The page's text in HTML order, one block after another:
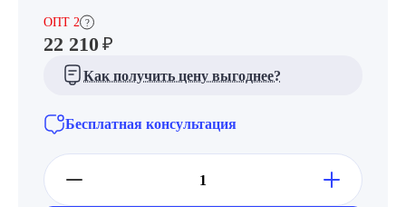
ОПТ 2 ?
22 210₽
Как получить цену выгоднее?
Бесплатная консультация